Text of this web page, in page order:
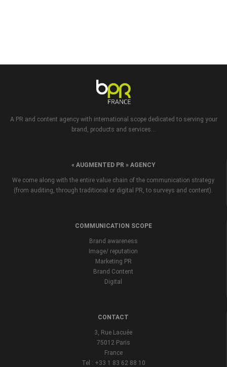
A PR and content agency with international scope dedicated to serving your
brand, products and services...
« AUGMENTED PR » AGENCY
We come along with the entire value chain of the communication strategy
(from auditing, through traditional or digital PR, to surveys and content).
COMMUNICATION SCOPE
Brand awareness
Image/ reputation
Marketing PR
Brand Content
Digital
CONTACT
3, Rue Lacuée
75012 Paris
France
Tel : +33 1 83 62 88 10